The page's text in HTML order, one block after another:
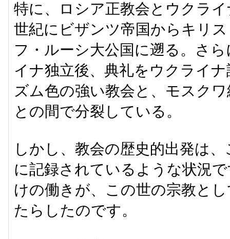
特に、ロシア正教会とウクラ
世紀にビザンツ帝国からキリ
フ・ルーシ大公国に遡る。さ
イナ独立後、典礼をウクライ
ズム色の強い教会と、モスク
との間で分裂している。
しかし、教会の歴史的出発は
に記録されているような状況
けの働きが、この世の宗教と
たらしたのです。